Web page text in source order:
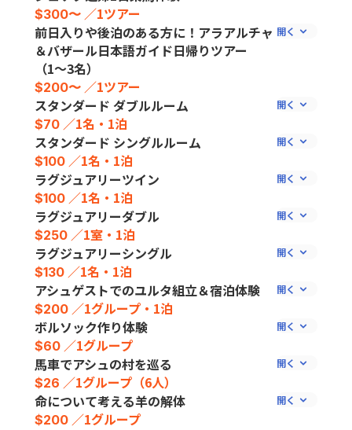
$300〜 ／1ツアー
前日入りや後泊のある方に！アラアルチャ
＆バザール日本語ガイド日帰りツアー
（1〜3名）
$200〜 ／1ツアー
スタンダード ダブルルーム
$70 ／1名・1泊
スタンダード シングルルーム
$100 ／1名・1泊
ラグジュアリーツイン
$100 ／1名・1泊
ラグジュアリーダブル
$250 ／1室・1泊
ラグジュアリーシングル
$130 ／1名・1泊
アシュゲストでのユルタ組立＆宿泊体験
$200 ／1グループ・1泊
ボルソック作り体験
$60 ／1グループ
馬車でアシュの村を巡る
$26 ／1グループ（6人）
命について考える羊の解体
$200 ／1グループ